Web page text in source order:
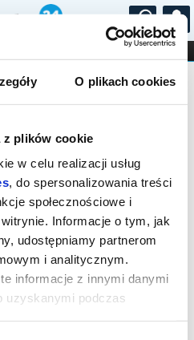
O plikach cookies
z plików cookie
w celu realizacji usług
, do spersonalizowania treści
społecznościowe i
Informacje o tym, jak
udostępniamy partnerom
i analitycznym.
informacje z innymi danymi
uzyskanymi podczas
...
STAND-UP
zakończona,
biletów w kasie.